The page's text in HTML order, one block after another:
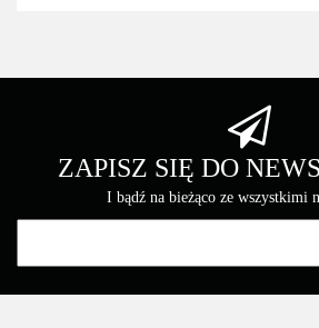
ZAPISZ SIĘ DO
I bądź na bieżąco ze wszystkimi